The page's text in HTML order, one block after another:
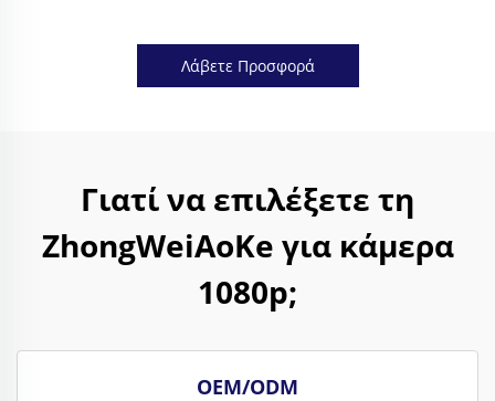
Λάβετε Προσφορά
Γιατί να επιλέξετε τη
ZhongWeiAoKe για κάμερα
1080p;
OEM/ODM